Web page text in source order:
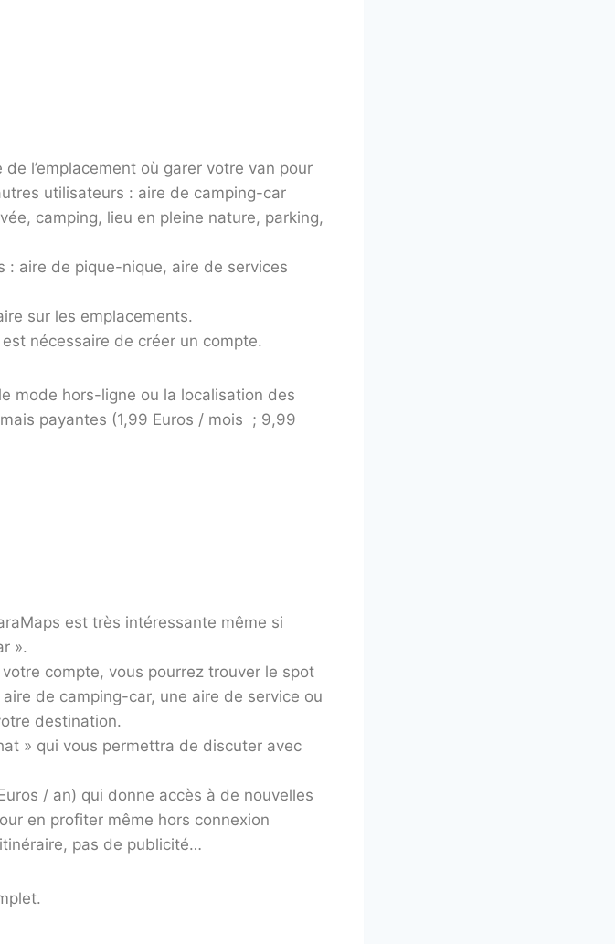
l’emplacement où garer votre van pour
utilisateurs : aire de camping-car
camping, lieu en pleine nature, parking,
: aire de pique-nique, aire de services
sur les emplacements.
nécessaire de créer un compte.
mode hors-ligne ou la localisation des
payantes (1,99 Euros / mois ; 9,99
est très intéressante même si
».
compte, vous pourrez trouver le spot
de camping-car, une aire de service ou
destination.
» qui vous permettra de discuter avec
/ an) qui donne accès à de nouvelles
en profiter même hors connexion
pas de publicité…